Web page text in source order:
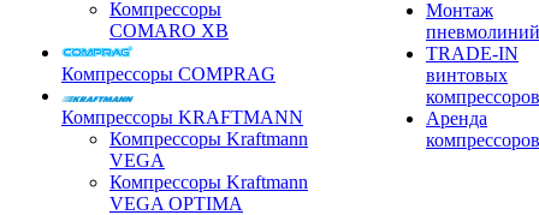
Компрессоры
COMARO XB
Компрессоры COMPRAG
Компрессоры KRAFTMANN
Компрессоры Kraftmann
VEGA
Компрессоры Kraftmann
VEGA OPTIMA
Монтаж
пневмолиний
TRADE-IN
винтовых
компрессоров
Аренда
компрессоров